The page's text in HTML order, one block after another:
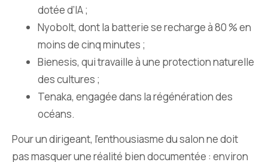
dotée d’IA ;
Nyobolt, dont la batterie se recharge à 80 % en
moins de cinq minutes ;
Bienesis, qui travaille à une protection naturelle
des cultures ;
Tenaka, engagée dans la régénération des
océans.
Pour un dirigeant, l’enthousiasme du salon ne doit
pas masquer une réalité bien documentée : environ